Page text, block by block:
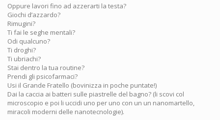
Oppure lavori fino ad azzerarti la testa?
Giochi d’azzardo?
Rimugini?
Ti fai le seghe mentali?
Odi qualcuno?
Ti droghi?
Ti ubriachi?
Stai dentro la tua routine?
Prendi gli psicofarmaci?
Usi il Grande Fratello (bovinizza in poche puntate!)
Dai la caccia ai batteri sulle piastrelle del bagno? (li scovi col
microscopio e poi li uccidi uno per uno con un un nanomartello,
miracoli moderni delle nanotecnologie).